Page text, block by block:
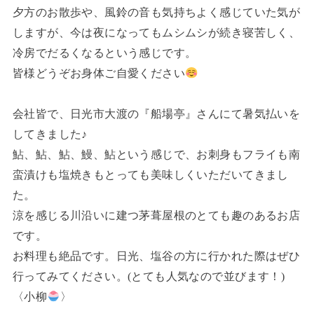
夕方のお散歩や、風鈴の音も気持ちよく感じていた気が
しますが、今は夜になってもムシムシが続き寝苦しく、
冷房でだるくなるという感じです。
皆様どうぞお身体ご自愛ください
会社皆で、日光市大渡の『船場亭』さんにて暑気払いを
してきました♪
鮎、鮎、鮎、鰻、鮎という感じで、お刺身もフライも南
蛮漬けも塩焼きもとっても美味しくいただいてきまし
た。
涼を感じる川沿いに建つ茅葺屋根のとても趣のあるお店
です。
お料理も絶品です。日光、塩谷の方に行かれた際はぜひ
行ってみてください。(とても人気なので並びます！)
〈小柳
〉